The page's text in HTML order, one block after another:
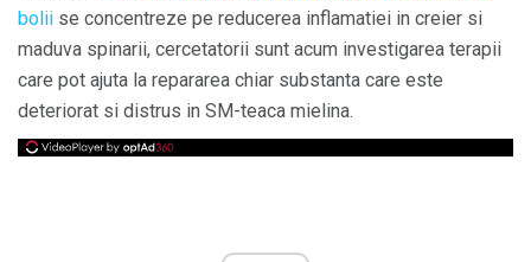
bolii se concentreze pe reducerea inflamatiei in creier si
maduva spinarii, cercetatorii sunt acum investigarea terapii
care pot ajuta la repararea chiar substanta care este
deteriorat si distrus in SM-teaca mielina.